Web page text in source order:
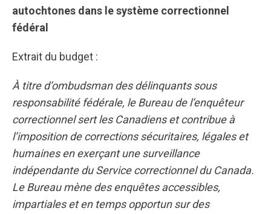
autochtones dans le système correctionnel
fédéral
Extrait du budget :
À titre d’ombudsman des délinquants sous
responsabilité fédérale, le Bureau de l’enquêteur
correctionnel sert les Canadiens et contribue à
l’imposition de corrections sécuritaires, légales et
humaines en exerçant une surveillance
indépendante du Service correctionnel du Canada.
Le Bureau mène des enquêtes accessibles,
impartiales et en temps opportun sur des